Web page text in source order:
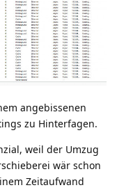
angebissenen
zu Hinterfagen.
weil der Umzug
wär schon
Zeitaufwand